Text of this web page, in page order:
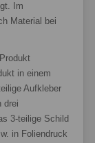
Im
Material bei
in einem
Aufkleber
drei
3-teilige Schild
in Foliendruck